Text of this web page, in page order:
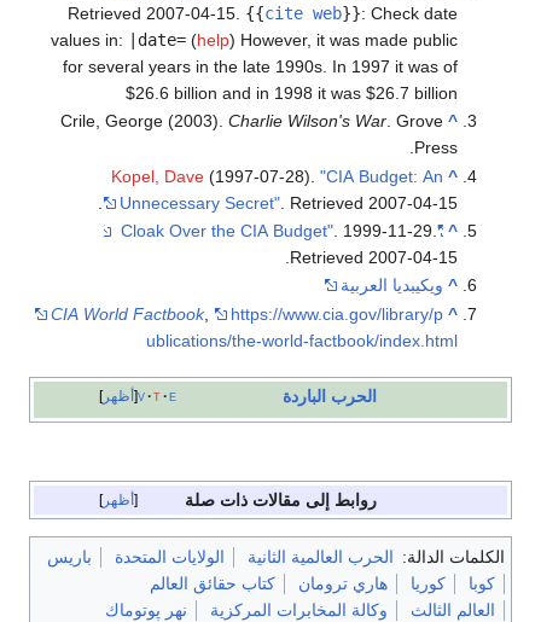
Retrieved 2007-04-15 {{cite web}}:Check date
values in:
|date= (help) However, it was made public
for several years in the late 1990s. In 1997 it was of
$26.6 billion and in 1998 it was $26.7 billion
^
Crile, George (2003).Charlie Wilson's War. Grove
Press.
^
Kopel, Dave (1997-07-28)."CIA Budget: An
Unnecessary Secret" . Retrieved 2007-04-15
^
"Cloak Over the CIA Budget"
. 1999-11-29 .
Retrieved 2007-04-15
^ ويكيبديا العربية
^
CIA World Factbook,
https://www.cia.gov/library/p
ublications/the-world-factbook/index.html
أظهر v t e الحرب الباردة
أظهر روابط إلى مقالات ذات صلة
الكلمات الدالة: الحرب العالمية الثانية الولايات المتحدة
باريس
كوبا
كوريا هاري ترومان
كتاب حقائق العالم
العالم الثالث
وكالة المخابرات المركزية
نهر پوتوماك